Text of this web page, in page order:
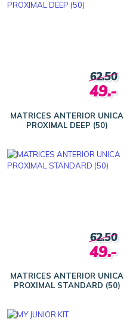
MATRICES ANTERIOR UNICA
PROXIMAL DEEP (50)
62.50
49.-
MATRICES ANTERIOR UNICA
PROXIMAL STANDARD (50)
62.50
49.-